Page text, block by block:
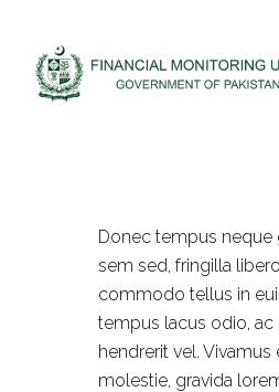
Donec tempus neque
sem sed, fringilla
commodo tellus in
tempus lacus odio,
hendrerit vel. Vivamus
molestie, gravida